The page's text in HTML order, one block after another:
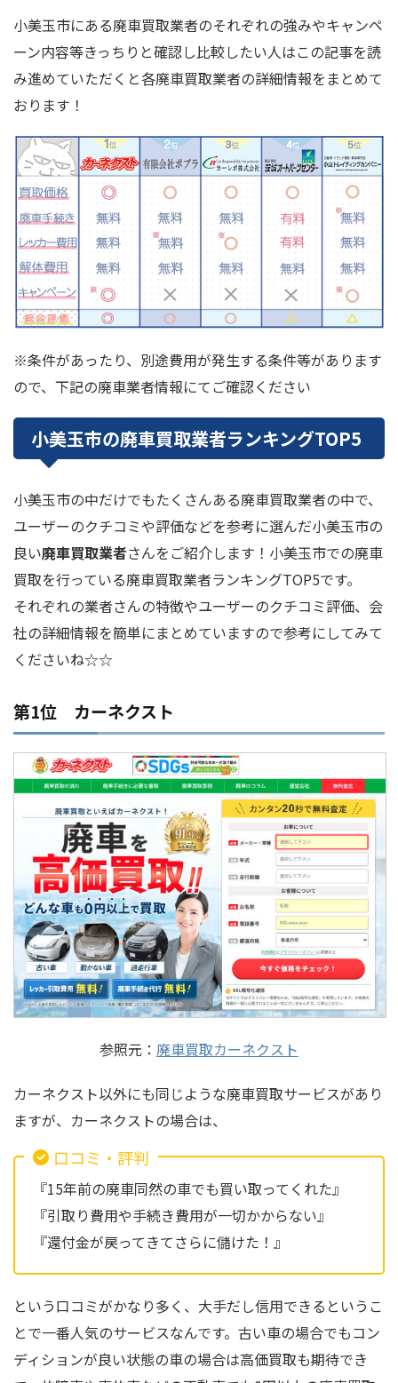
小美玉市にある廃車買取業者のそれぞれの強みやキャンペ
ーン内容等きっちりと確認し比較したい人はこの記事を読
み進めていただくと各廃車買取業者の詳細情報をまとめて
おります！
※条件があったり、別途費用が発生する条件等があります
ので、下記の廃車業者情報にてご確認ください
小美玉市の廃車買取業者ランキングTOP5
小美玉市の中だけでもたくさんある廃車買取業者の中で、
ユーザーのクチコミや評価などを参考に選んだ小美玉市の
良い廃車買取業者さんをご紹介します！小美玉市での廃車
買取を行っている廃車買取業者ランキングTOP5です。
それぞれの業者さんの特徴やユーザーのクチコミ評価、会
社の詳細情報を簡単にまとめていますので参考にしてみて
くださいね☆☆
第1位 カーネクスト
参照元： 廃車買取カーネクスト
カーネクスト以外にも同じような廃車買取サービスがあり
ますが、カーネクストの場合は、
口コミ・評判
『15年前の廃車同然の車でも買い取ってくれた』
『引取り費用や手続き費用が一切かからない』
『還付金が戻ってきてさらに儲けた！』
という口コミがかなり多く、大手だし信用できるというこ
とで一番人気のサービスなんです。古い車の場合でもコン
ディションが良い状態の車の場合は高価買取も期待でき